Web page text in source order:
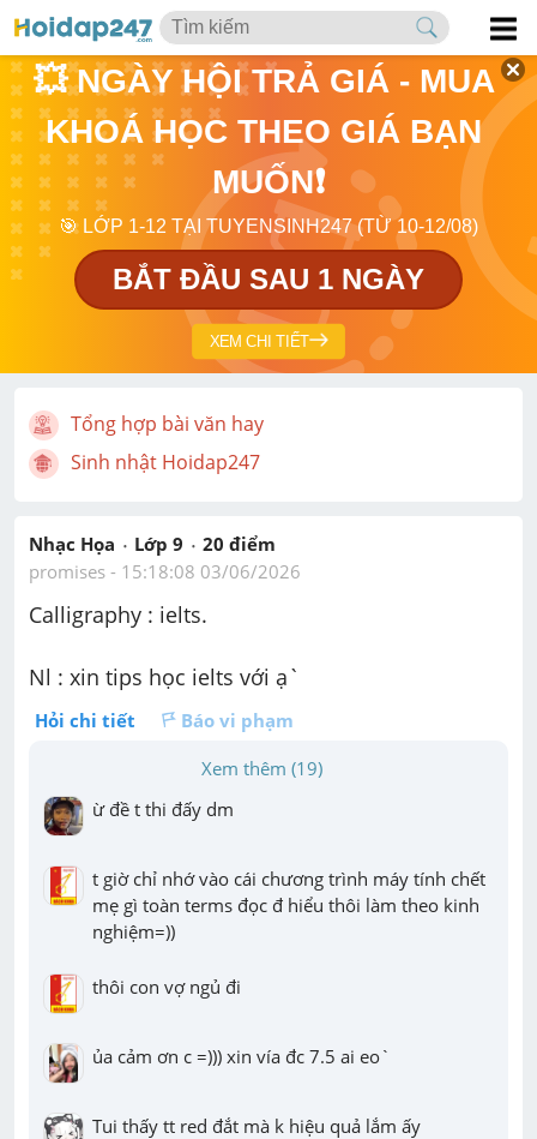
💥 NGÀY HỘI TRẢ GIÁ - MUA
KHOÁ HỌC THEO GIÁ BẠN
MUỐN❗
🎯 LỚP 1-12 TẠI TUYENSINH247 (TỪ 10-12/08)
BẮT ĐẦU SAU 1 NGÀY
XEM CHI TIẾT
Tổng hợp bài văn hay
Sinh nhật Hoidap247
Nhạc Họa Lớp 9 20 điểm
promises - 15:18:08 03/06/2026
Calligraphy : ielts.
Nl : xin tips học ielts với ạ`
Hỏi chi tiết
Báo vi phạm
Xem thêm (19)
ừ đề t thi đấy dm
t giờ chỉ nhớ vào cái chương trình máy tính chết
mẹ gì toàn terms đọc đ hiểu thôi làm theo kinh
nghiệm=))
thôi con vợ ngủ đi
ủa cảm ơn c =))) xin vía đc 7.5 ai eo`
Tui thấy tt red đắt mà k hiệu quả lắm ấy